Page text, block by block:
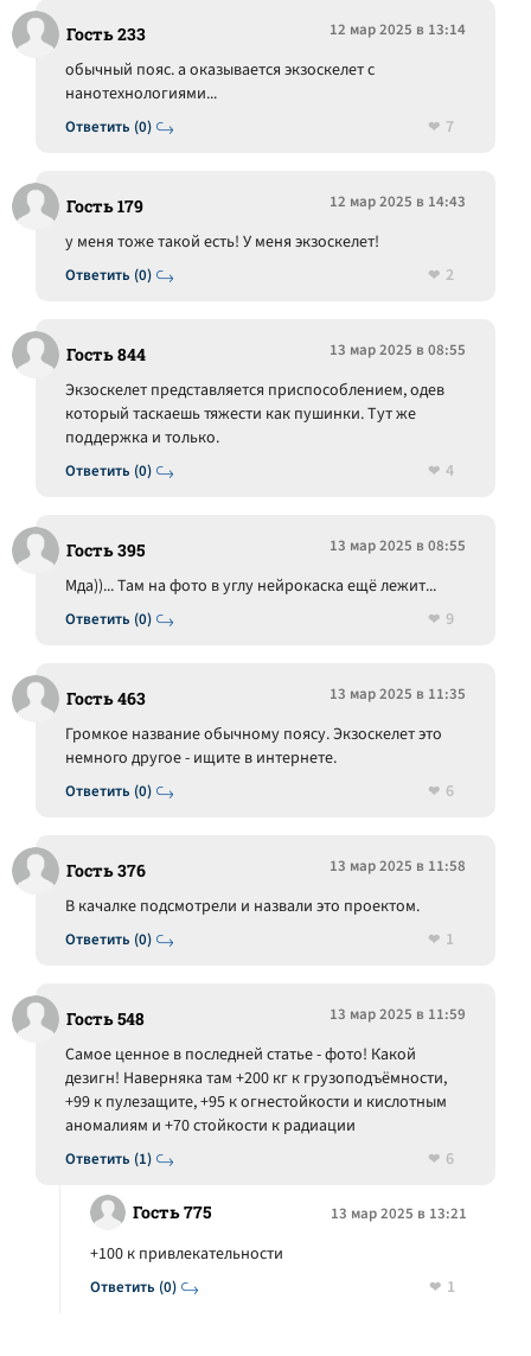
Гость 233 12 мар 2025 в 13:14
Ответить (0)
обычный пояс. а оказывается экзоскелет с
нанотехнологиями...
7
Гость 179 12 мар 2025 в 14:43
Ответить (0)
у меня тоже такой есть! У меня экзоскелет!
2
Гость 844 13 мар 2025 в 08:55
Ответить (0)
Экзоскелет представляется приспособлением, одев
который таскаешь тяжести как пушинки. Тут же
поддержка и только.
4
Гость 395 13 мар 2025 в 08:55
Ответить (0)
Мда))... Там на фото в углу нейрокаска ещё лежит...
9
Гость 463 13 мар 2025 в 11:35
Ответить (0)
Громкое название обычному поясу. Экзоскелет это
немного другое - ищите в интернете.
6
Гость 376 13 мар 2025 в 11:58
Ответить (0)
В качалке подсмотрели и назвали это проектом.
1
Гость 548 13 мар 2025 в 11:59
Ответить (1)
Самое ценное в последней статье - фото! Какой
дезигн! Наверняка там +200 кг к грузоподъёмности,
+99 к пулезащите, +95 к огнестойкости и кислотным
аномалиям и +70 стойкости к радиации
6
Гость 775 13 мар 2025 в 13:21
Ответить (0)
+100 к привлекательности
1